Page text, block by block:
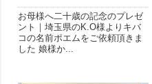
お母様へ二十歳の記念のプレゼ
ント｜埼玉県のK.O様よりキバ
コの名前ポエムをご依頼頂きま
した 娘様か...